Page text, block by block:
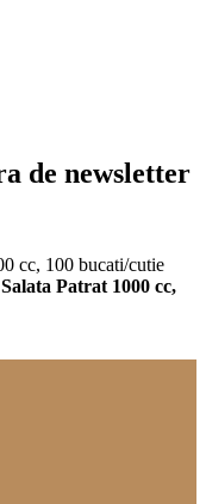
de newsletter
Patrat 1000 cc,